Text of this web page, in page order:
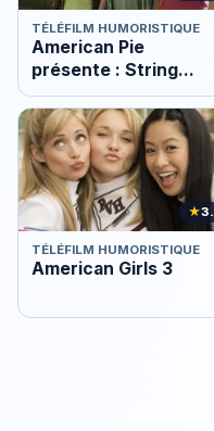
TÉLÉFILM HUMORISTIQUE
American Pie
présente : String
Academy
★
TÉLÉFILM HUMORISTIQUE
American Girls 3